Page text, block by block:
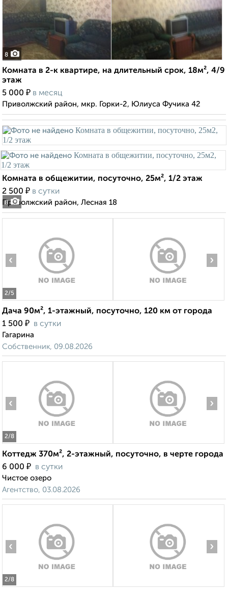
8
Комната в 2-к квартире, на длительный срок, 18м², 4/9
этаж
5 000 ₽ в месяц
Приволжский район, мкр. Горки-2, Юлиуса Фучика 42
8
Комната в общежитии, посуточно, 25м², 1/2 этаж
2 500 ₽ в сутки
Приволжский район, Лесная 18
2/5
‹ ›
Дача 90м², 1-этажный, посуточно, 120 км от города
1 500 ₽ в сутки
Гагарина
Собственник, 09.08.2026
2/8
‹ ›
Коттедж 370м², 2-этажный, посуточно, в черте города
6 000 ₽ в сутки
Чистое озеро
Агентство, 03.08.2026
2/8
‹ ›